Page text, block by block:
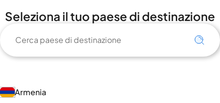
Seleziona il tuo paese di destinazione
Armenia